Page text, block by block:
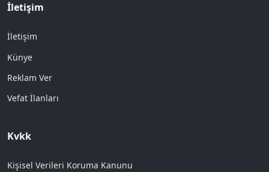
İletişim
İletişim
Künye
Reklam Ver
Vefat İlanları
Kvkk
Kişisel Verileri Koruma Kanunu